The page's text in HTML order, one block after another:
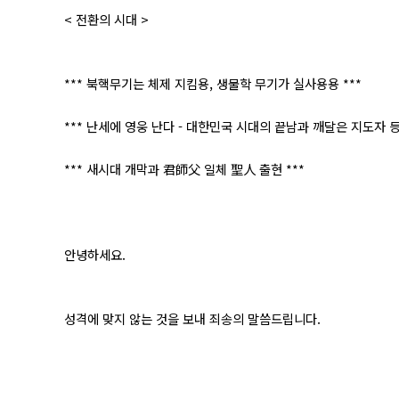
< 전환의 시대 >
*** 북핵무기는 체제 지킴용, 생물학 무기가 실사용용 ***
*** 난세에 영웅 난다 - 대한민국 시대의 끝남과 깨달은 지도자
*** 새시대 개막과 君師父 일체 聖人 출현 ***
안녕하세요.
성격에 맞지 않는 것을 보내 죄송의 말씀드립니다.